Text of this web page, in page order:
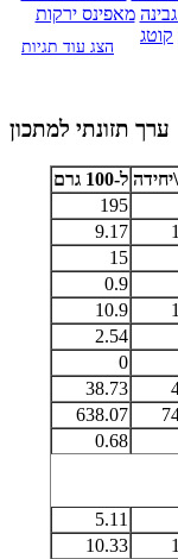
מאפינס ירקות
הצג עוד תגיות
ערך תזונתי למתכון
ל-100 גרם
195
9.17
15
0.9
10.9
2.54
0
38.73
638.07
0.68
5.11
10.33